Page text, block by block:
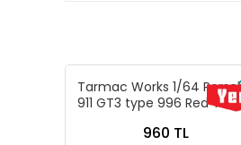
Tarmac Works 1/64
911 GT3 type 996 Red
960 TL